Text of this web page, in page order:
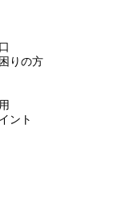
りの方
ント